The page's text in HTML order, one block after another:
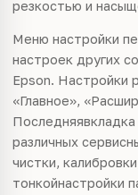
резкостью и
Меню настройки
настроек других
Epson. Настройки
«Главное»,
различных
чистки,
тонкойнастройки